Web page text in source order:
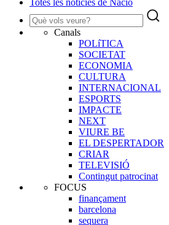
Canals
POLíTICA
SOCIETAT
ECONOMIA
CULTURA
INTERNACIONAL
ESPORTS
IMPACTE
NEXT
VIURE BE
EL DESPERTADOR
CRIAR
TELEVISIÓ
Contingut patrocinat
FOCUS
finançament
barcelona
sequera